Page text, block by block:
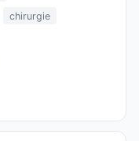
chirurgie